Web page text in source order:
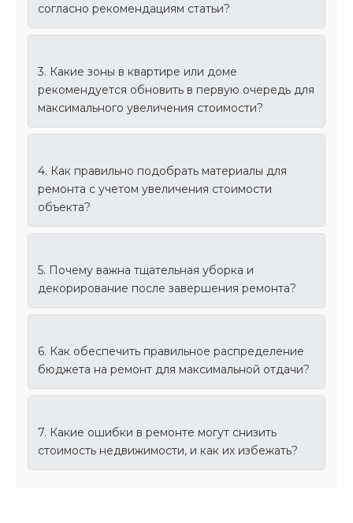
согласно рекомендациям статьи?
3. Какие зоны в квартире или доме
рекомендуется обновить в первую очередь для
максимального увеличения стоимости?
4. Как правильно подобрать материалы для
ремонта с учетом увеличения стоимости
объекта?
5. Почему важна тщательная уборка и
декорирование после завершения ремонта?
6. Как обеспечить правильное распределение
бюджета на ремонт для максимальной отдачи?
7. Какие ошибки в ремонте могут снизить
стоимость недвижимости, и как их избежать?